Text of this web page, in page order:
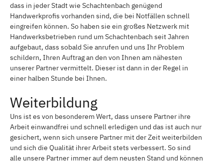
dass in jeder Stadt wie Schachtenbach genügend
Handwerkprofis vorhanden sind, die bei Notfällen schnell
eingreifen können. So haben sie ein großes Netzwerk mit
Handwerksbetrieben rund um Schachtenbach seit Jahren
aufgebaut, dass sobald Sie anrufen und uns Ihr Problem
schildern, Ihren Auftrag an den von Ihnen am nähesten
unserer Partner vermittelt. Dieser ist dann in der Regel in
einer halben Stunde bei Ihnen.
Weiterbildung
Uns ist es von besonderem Wert, dass unsere Partner ihre
Arbeit einwandfrei und schnell erledigen und das ist auch nur
gesichert, wenn sich unsere Partner mit der Zeit weiterbilden
und sich die Qualität ihrer Arbeit stets verbessert. So sind
alle unsere Partner immer auf dem neusten Stand und können